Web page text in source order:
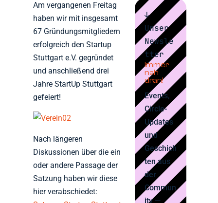
Am vergangenen Freitag
haben wir mit insgesamt
67 Gründungsmitgliedern
erfolgreich den Startup
Stuttgart e.V. gegründet
und anschließend drei
Jahre StartUp Stuttgart
gefeiert!
Nach längeren
Diskussionen über die ein
oder andere Passage der
Satzung haben wir diese
hier verabschiedet:
↓
Unser
Newsle
tter
Immer
nah
dran!
Events,
Circle-
Updates
und
Geschich
ten aus
der
Commun
ity —